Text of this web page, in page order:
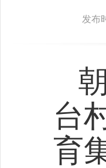
发布
台
育